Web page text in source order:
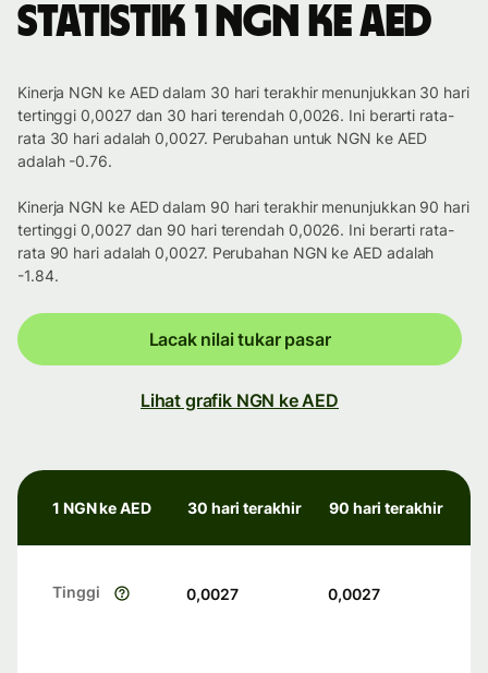
Statistik 1 NGN ke AED
Kinerja NGN ke AED dalam 30 hari terakhir menunjukkan 30 hari
tertinggi 0,0027 dan 30 hari terendah 0,0026. Ini berarti rata-
rata 30 hari adalah 0,0027. Perubahan untuk NGN ke AED
adalah -0.76.
Kinerja NGN ke AED dalam 90 hari terakhir menunjukkan 90 hari
tertinggi 0,0027 dan 90 hari terendah 0,0026. Ini berarti rata-
rata 90 hari adalah 0,0027. Perubahan NGN ke AED adalah
-1.84.
Lacak nilai tukar pasar
Lihat grafik NGN ke AED
1 NGN ke AED 30 hari terakhir 90 hari terakhir
Tinggi 0,0027 0,0027